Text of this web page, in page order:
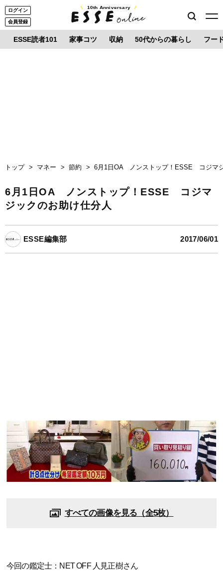
ログイン
会員登録
10th Anniversary
ESSE読者101 家事コツ 収納 50代からの暮らし フー
トップ マネー 節約 6月1日OA ノンストップ！ESSE コジマ
6月1日OA ノンストップ！ESSE コジマ
ジックのお助け仕分人
ESSE編集部 2017/06/01
すべての画像を見る（全5枚）
今回の鑑定士：NET OFF 人見正樹さん